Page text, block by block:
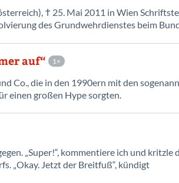
† 25. Mai 2011 in Wien
des Grundwehrdienstes beim
auf“ 1
Co., die in den 1990ern mit den
einen großen Hype sorgten.
„Super!“, kommentiere ich und kritzle
„Okay. Jetzt der Breitfuß“, kündigt